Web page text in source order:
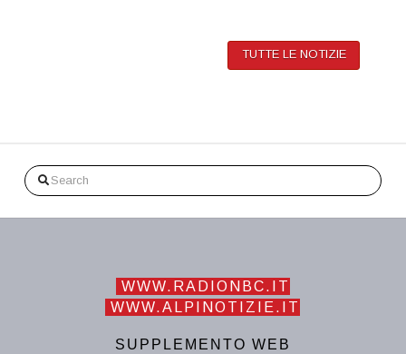
TUTTE LE NOTIZIE
Search
WWW.RADIONBC.IT
WWW.ALPINOTIZIE.IT
SUPPLEMENTO WEB